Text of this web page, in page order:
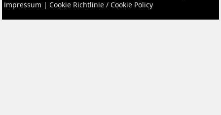
Impressum | Cookie Richtlinie / Cookie Policy